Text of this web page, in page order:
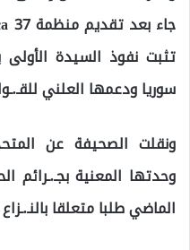
تثبت نفوذ السيدة
سوريا ودعمها العلني
ونقلت الصحيفة عن
الماضي طلبا متعلقا